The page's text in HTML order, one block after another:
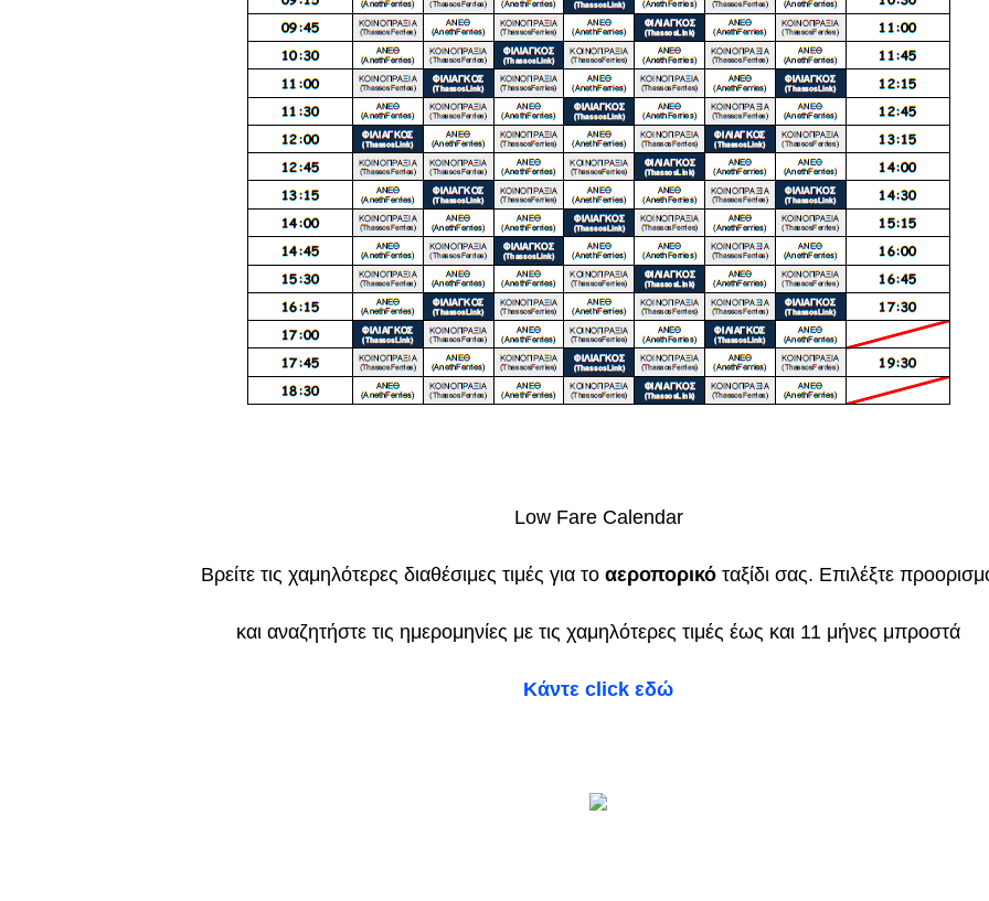
Low Fare Calendar
Βρείτε τις χαμηλότερες διαθέσιμες τιμές για το αεροπορικό ταξίδι σας. Επιλέξτε
και αναζητήστε τις ημερομηνίες με τις χαμηλότερες τιμές έως και 11 μήνες μπροστά
Κάντε click εδώ